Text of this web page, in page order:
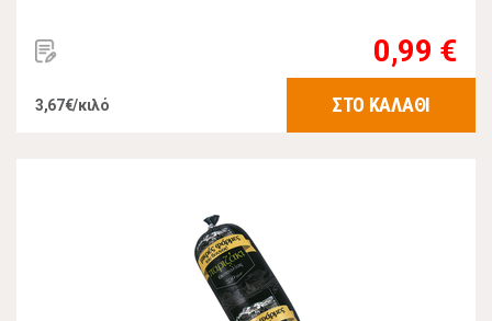
0,99 €
3,67€/κιλό ΣΤΟ ΚΑΛΑΘΙ